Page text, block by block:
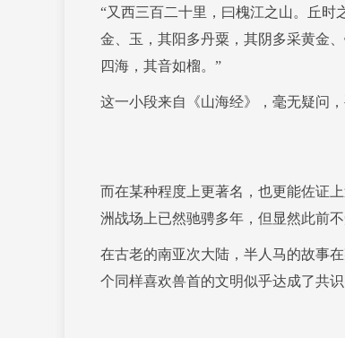
“又西三百二十里，曰槐江之山。丘
金、玉，其阳多丹粟，其阴多采黄金
四海，其音如榴。”
这一小段来自《山海经》，毫无疑问
而在某种程度上更著名，也更能佐证
洲战场上已然驰骋多年，但显然此前
在古老的南亚次大陆，半人马的故事
个同样喜欢兽首的文明似乎达成了共